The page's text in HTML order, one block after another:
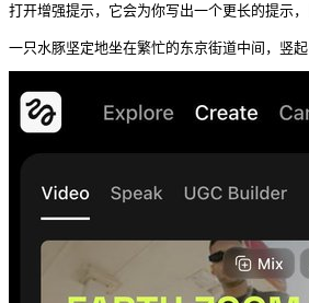
打开增强提示，它会为你写出一个更长的提示，
一只水豚坚定地坐在繁忙的东京街道中间，竖